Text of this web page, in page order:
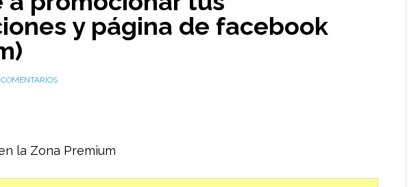
y página de facebook
la Zona Premium